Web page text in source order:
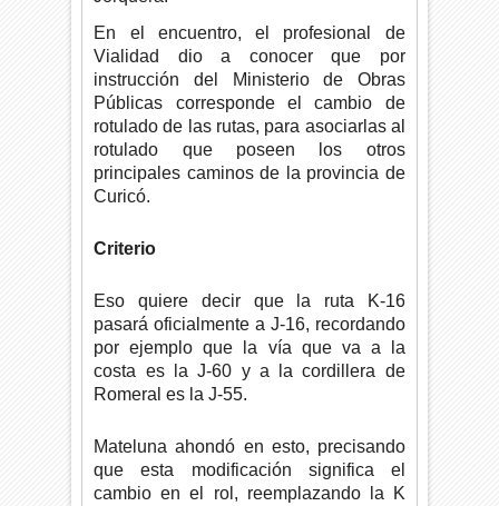
En el encuentro, el profesional de
Vialidad dio a conocer que por
instrucción del Ministerio de Obras
Públicas corresponde el cambio de
rotulado de las rutas, para asociarlas al
rotulado que poseen los otros
principales caminos de la provincia de
Curicó.
Criterio
Eso quiere decir que la ruta K-16
pasará oficialmente a J-16, recordando
por ejemplo que la vía que va a la
costa es la J-60 y a la cordillera de
Romeral es la J-55.
Mateluna ahondó en esto, precisando
que esta modificación significa el
cambio en el rol, reemplazando la K